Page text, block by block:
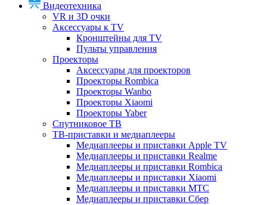
Видеотехника
VR и 3D очки
Аксессуары к TV
Кронштейны для TV
Пульты управления
Проекторы
Аксессуары для проекторов
Проекторы Rombica
Проекторы Wanbo
Проекторы Xiaomi
Проекторы Yaber
Спутниковое ТВ
ТВ-приставки и медиаплееры
Медиаплееры и приставки Apple TV
Медиаплееры и приставки Realme
Медиаплееры и приставки Rombica
Медиаплееры и приставки Xiaomi
Медиаплееры и приставки МТС
Медиаплееры и приставки Сбер